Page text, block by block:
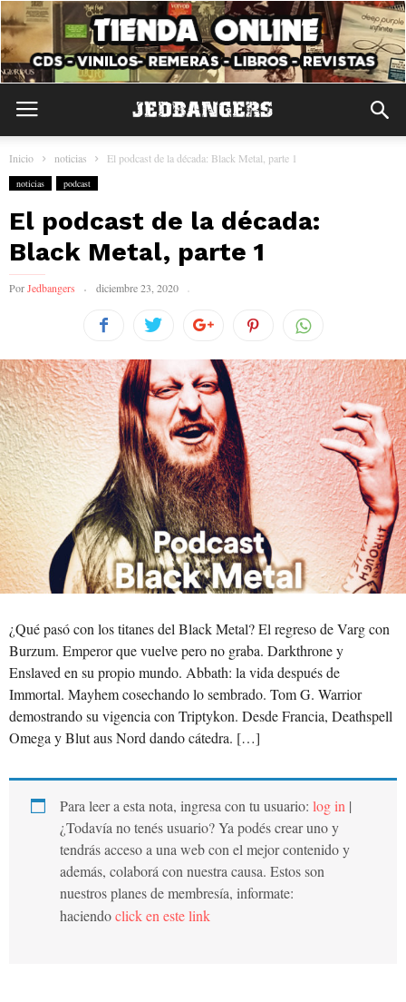
Inicio noticias El podcast de la década: Black Metal, parte 1
noticias podcast
El podcast de la década:
Black Metal, parte 1
PorJedbangers diciembre 23, 2020
¿Qué pasó con los titanes del Black Metal? El regreso de Varg con
Burzum. Emperor que vuelve pero no graba. Darkthrone y
Enslaved en su propio mundo. Abbath: la vida después de
Immortal. Mayhem cosechando lo sembrado. Tom G. Warrior
demostrando su vigencia con Triptykon. Desde Francia, Deathspell
Omega y Blut aus Nord dando cátedra. […]
Para leer a esta nota, ingresa con tu usuario: log in |
¿Todavía no tenés usuario? Ya podés crear uno y
tendrás acceso a una web con el mejor contenido y
además, colaborá con nuestra causa. Estos son
nuestros planes de membresía, informate:
haciendoclick en este link